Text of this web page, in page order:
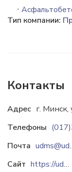
Тип компании:
Контакты
Адрес г.
Телефоны
Почта
Сайт
https://udms.by